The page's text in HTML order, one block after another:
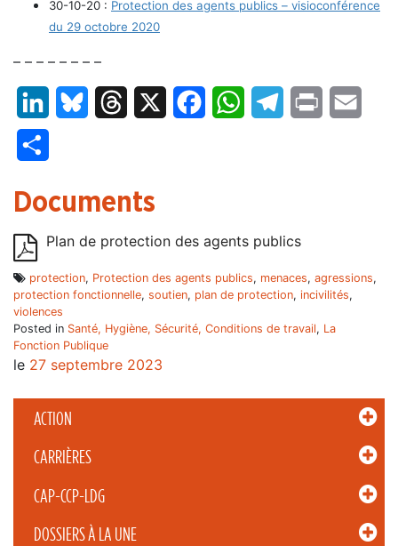
ACTION
CARRIÈRES
CAP-CCP-LDG
DOSSIERS À LA UNE
30-10-20 : Protection des agents publics – visioconférence
du 29 octobre 2020
– – – – – – – –
LinkedInBluesky Threads FacebookWhatsAppTelegram
Print
Documents
Plan de protection des agents publics
protection, Protection des agents publics, menaces, agressions,
protection fonctionnelle, soutien, plan de protection, incivilités,
violences
Posted in Santé, Hygiène, Sécurité, Conditions de travail, La
Fonction Publique
le 27 septembre 2023